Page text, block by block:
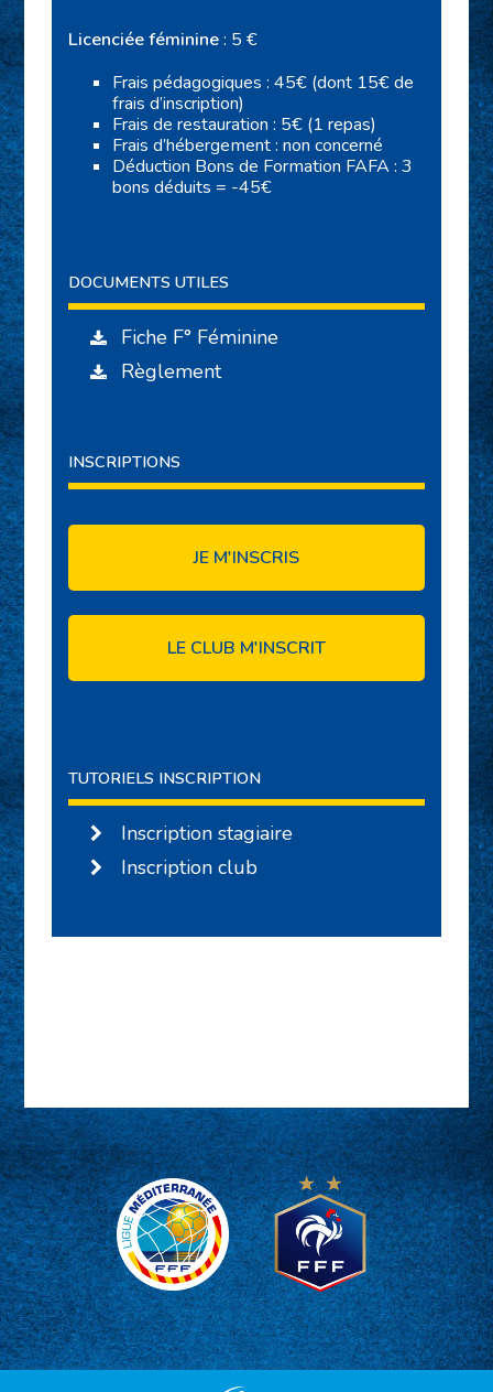
Licenciée féminine: 5 €
Frais pédagogiques : 45€ (dont 15€ de
frais d’inscription)
Frais de restauration : 5€ (1 repas)
Frais d’hébergement : non concerné
Déduction Bons de Formation FAFA : 3
bons déduits = -45€
DOCUMENTS UTILES
Fiche F° Féminine
Règlement
INSCRIPTIONS
JE M'INSCRIS
LE CLUB M'INSCRIT
TUTORIELS INSCRIPTION
Inscription stagiaire
Inscription club